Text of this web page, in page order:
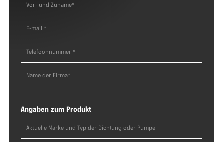
Angaben zum Produkt